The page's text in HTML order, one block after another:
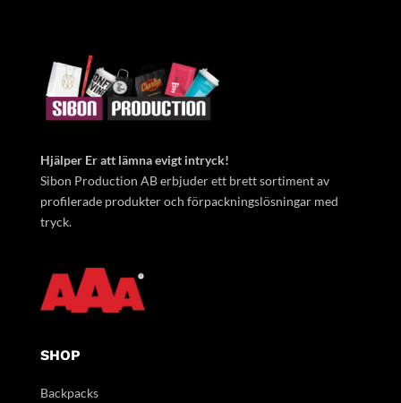
Hjälper Er att lämna evigt intryck!
Sibon Production AB erbjuder ett brett sortiment av
profilerade produkter och förpackningslösningar med
tryck.
SHOP
Backpacks